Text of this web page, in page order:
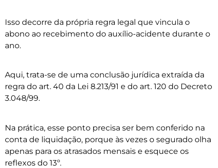
Isso decorre da própria regra legal que vincula o
abono ao recebimento do auxílio-acidente durante o
ano.
Aqui, trata-se de uma conclusão jurídica extraída da
regra do art. 40 da Lei 8.213/91 e do art. 120 do Decreto
3.048/99.
Na prática, esse ponto precisa ser bem conferido na
conta de liquidação, porque às vezes o segurado olha
apenas para os atrasados mensais e esquece os
reflexos do 13º.